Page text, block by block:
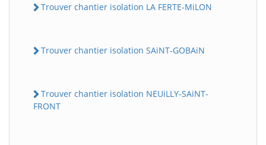
Trouver chantier isolation LA FERTE-MiLON
Trouver chantier isolation SAiNT-GOBAiN
Trouver chantier isolation NEUiLLY-SAiNT-
FRONT